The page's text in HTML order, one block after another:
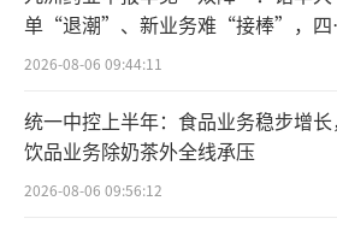
这种“只绑定创始人、
购条款，意味着一旦上市失
承担现金回购义务。这也是
梅此次上市解读为“不得不
从企业自身看，溜溜梅
单“退潮”、新业务难“接棒”，四
难关待闯
2026-08-06 09:44:11
统一中控上半年：食品业务稳步增长
饮品业务除奶茶外全线承压
2026-08-06 09:56:12